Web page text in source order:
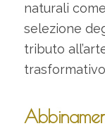
naturali
selezione
tributo